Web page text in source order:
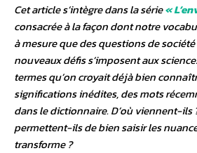
Cet article s’intègre dans la série«
consacrée à la façon dont notre
à mesure que des questions de
nouveaux défis s’imposent aux
termes qu’on croyait déjà bien
significations inédites, des mots
dans le dictionnaire. D’où viennent-ils
permettent-ils de bien saisir les
transforme ?